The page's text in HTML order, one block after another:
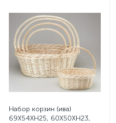
Набор корзин (ива)
69X54XH25, 60X50XH23,